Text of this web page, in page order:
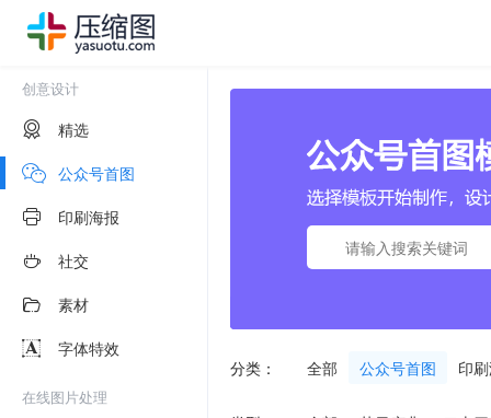
创意设计
精选
公众号首图
印刷海报
社交
素材
字体特效
在线图片处理
分类： 全部 公众号首图 印